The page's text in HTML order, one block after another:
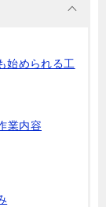
始められる工
業内容